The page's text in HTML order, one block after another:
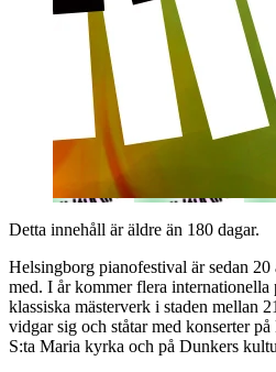
Detta innehåll är äldre än 180 dagar.
Helsingborg pianofestival är sedan
med. I år kommer flera internationella
klassiska mästerverk i staden mellan
vidgar sig och ståtar med konserter
S:ta Maria kyrka och på Dunkers